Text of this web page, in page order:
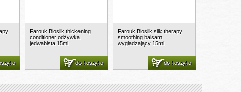
Farouk Biosilk thickening
conditioner odżywka
jedwabista 15ml
do koszyka
Farouk Biosilk silk therapy
smoothing balsam
wygładzający 15ml
do koszyka